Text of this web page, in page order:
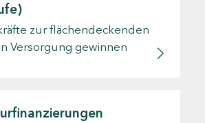
zur flächendeckenden
Versorgung gewinnen